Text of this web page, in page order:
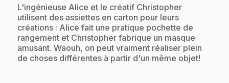
.L'ingénieuse Alice et le créatif Christopher
utilisent des assiettes en carton pour leurs
créations : Alice fait une pratique pochette de
rangement et Christopher fabrique un masque
amusant. Waouh, on peut vraiment réaliser plein
de choses différentes à partir d'un même objet!